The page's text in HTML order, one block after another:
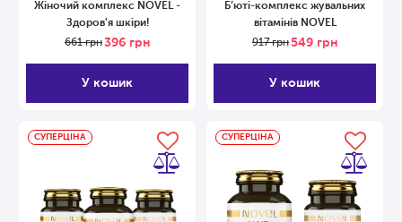
Жіночий комплекс NOVEL -
Здоров'я шкіри!
661грн 396 грн
У кошик
Б’юті-комплекс жувальних
вітамінів NOVEL
917грн 549 грн
У кошик
СУПЕРЦІНА СУПЕРЦІНА